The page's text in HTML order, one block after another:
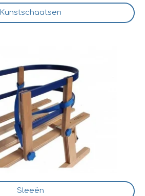
Kunstschaatsen
Sleeën